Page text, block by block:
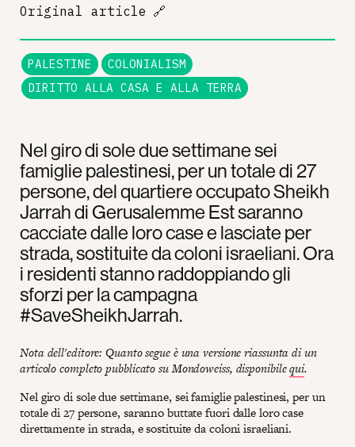
Nel giro di sole due settimane sei
famiglie palestinesi, per un totale di 27
persone, del quartiere occupato Sheikh
Jarrah di Gerusalemme Est saranno
cacciate dalle loro case e lasciate per
strada, sostituite da coloni israeliani. Ora
i residenti stanno raddoppiando gli
sforzi per la campagna
#SaveSheikhJarrah.
Nota dell'editore: Quanto segue è una versione riassunta di un
articolo completo pubblicato su Mondoweiss, disponibilequi.
Nel giro di sole due settimane, sei famiglie palestinesi, per un
totale di 27 persone, saranno buttate fuori dalle loro case
direttamente in strada, e sostituite da coloni israeliani.
Original article 🔗
PALESTINE
COLONIALISM
DIRITTO ALLA CASA E ALLA TERRA